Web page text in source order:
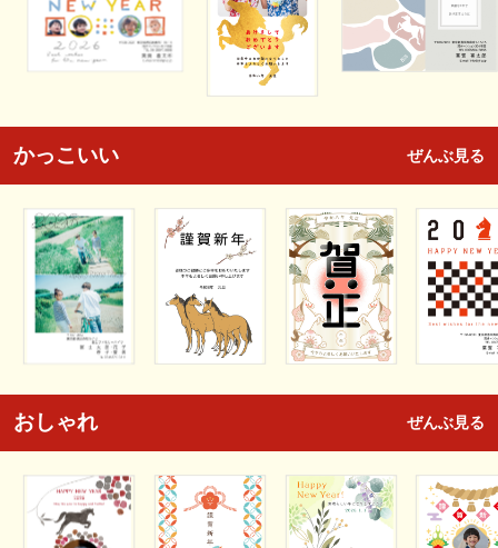
かっこいい ぜんぶ見る
おしゃれ ぜんぶ見る